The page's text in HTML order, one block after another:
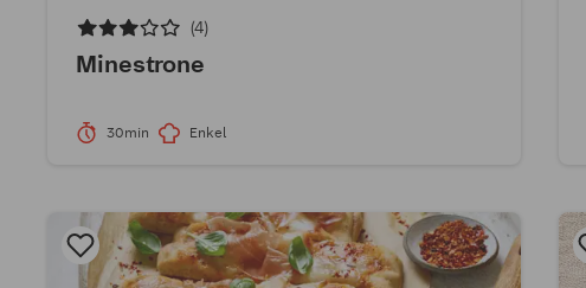
(4)
Minestrone
30min Enkel